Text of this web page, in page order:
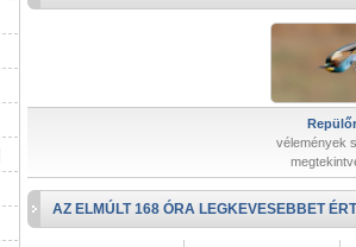
vélemények
AZ ELMÚLT 168 ÓRA LEGKEVESEBBET